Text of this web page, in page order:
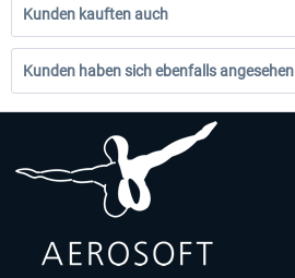
Kunden kauften auch
Kunden haben sich ebenfalls angesehen